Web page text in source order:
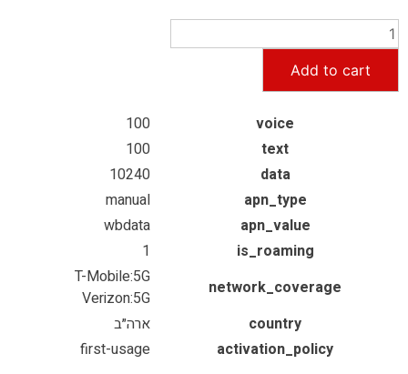
Add to cart
voice
100
text
100
data
10240
apn_type
manual
apn_value
wbdata
is_roaming
1
network_coverage
T-Mobile:5G
Verizon:5G
country
ארה״ב
activation_policy
first-usage